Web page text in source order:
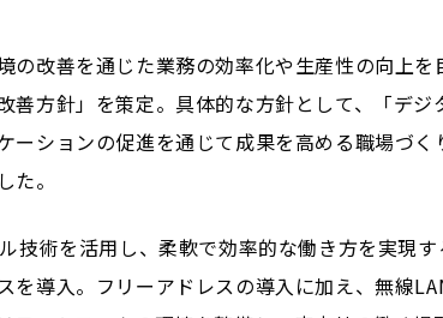
の改善を通じた業務の効率化や生産性の向上
善方針」を策定。具体的な方針として、「デ
ーションの促進を通じて成果を高める職場づ
。
技術を活用し、柔軟で効率的な働き方を実現
を導入。フリーアドレスの導入に加え、無線